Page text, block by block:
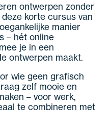
ontwerpen zonder
korte cursus van
manier
– hét online
je in een
ontwerpen maakt.
wie geen grafisch
zelf mooie en
– voor werk,
te combineren met